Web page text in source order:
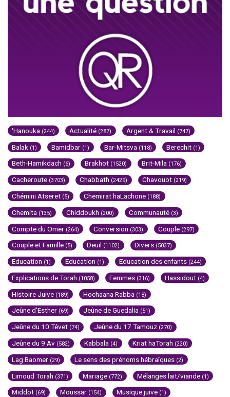
'Hanouka (244) Actualité (287) Argent & Travail (747)
Balak (1) Bamidbar (1) Bar-Mitsva (118) Berechit (1)
Beth-Hamikdach (6) Brakhot (1520) Brit-Mila (176)
Cacheroute (3703) Chabbath (2429) Chavouot (219)
Chémini Atseret (5) Chemirat haLachone (188)
Chemita (135) Chiddoukh (200) Communauté (3)
Compte du Omer (264) Conversion (303) Couple (297)
Couple et Famille (5) Deuil (1102) Divers (5037)
Education (1) Education (1) Education des enfants (244)
Explications de Torah (1058) Femmes (316) Hassidout (4)
Histoire Juive (189) Hochaana Rabba (18)
Jeûne d'Esther (69) Jeûne de Guedalia (51)
Jeûne du 10 Tévet (74) Jeûne du 17 Tamouz (270)
Jeûne du 9 Av (582) Kabbala (4) Kriat haTorah (220)
Lag Baomer (29) Le sens des prénoms hébraïques (2)
Limoud Torah (371) Mariage (772) Mélanges lait/viande (1)
Middot (69) Moussar (154) Musique juive (1)